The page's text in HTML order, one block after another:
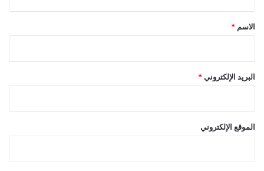
*
الاسم *
البريد الإلكتروني *
الموقع الإلكتروني